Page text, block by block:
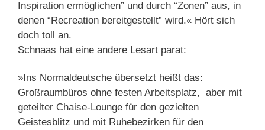
Inspiration ermöglichen” und durch “Zonen” aus, in
denen “Recreation bereitgestellt” wird.« Hört sich
doch toll an.
Schnaas hat eine andere Lesart parat:
»Ins Normaldeutsche übersetzt heißt das:
Großraumbüros ohne festen Arbeitsplatz, aber mit
geteilter Chaise-Lounge für den gezielten
Geistesblitz und mit Ruhebezirken für den